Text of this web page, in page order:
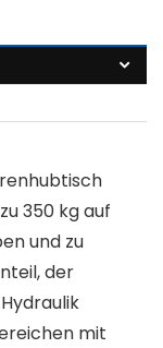
350 kg auf
und zu
der
mit